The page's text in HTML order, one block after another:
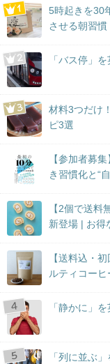
5時起きを30
させる朝習慣
「バス停」
材料3つだけ
ピ3選
【参加者募
き習慣化と“
【2個で送料
新登場 | お得
【送料込・
ルティコー
「静かに」
「列に並ぶ